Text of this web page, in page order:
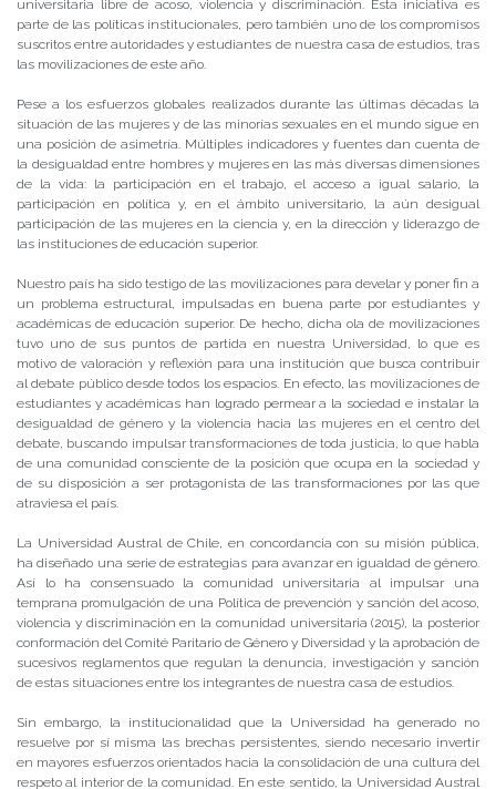
universitaria libre de acoso, violencia y discriminación. Esta iniciativa es
parte de las políticas institucionales, pero también uno de los compromisos
suscritos entre autoridades y estudiantes de nuestra casa de estudios, tras
las movilizaciones de este año.
Pese a los esfuerzos globales realizados durante las últimas décadas la
situación de las mujeres y de las minorías sexuales en el mundo sigue en
una posición de asimetría. Múltiples indicadores y fuentes dan cuenta de
la desigualdad entre hombres y mujeres en las más diversas dimensiones
de la vida: la participación en el trabajo, el acceso a igual salario, la
participación en política y, en el ámbito universitario, la aún desigual
participación de las mujeres en la ciencia y, en la dirección y liderazgo de
las instituciones de educación superior.
Nuestro país ha sido testigo de las movilizaciones para develar y poner fin a
un problema estructural, impulsadas en buena parte por estudiantes y
académicas de educación superior. De hecho, dicha ola de movilizaciones
tuvo uno de sus puntos de partida en nuestra Universidad, lo que es
motivo de valoración y reflexión para una institución que busca contribuir
al debate público desde todos los espacios. En efecto, las movilizaciones de
estudiantes y académicas han logrado permear a la sociedad e instalar la
desigualdad de género y la violencia hacia las mujeres en el centro del
debate, buscando impulsar transformaciones de toda justicia, lo que habla
de una comunidad consciente de la posición que ocupa en la sociedad y
de su disposición a ser protagonista de las transformaciones por las que
atraviesa el país.
La Universidad Austral de Chile, en concordancia con su misión pública,
ha diseñado una serie de estrategias para avanzar en igualdad de género.
Así lo ha consensuado la comunidad universitaria al impulsar una
temprana promulgación de una Política de prevención y sanción del acoso,
violencia y discriminación en la comunidad universitaria (2015), la posterior
conformación del Comité Paritario de Género y Diversidad y la aprobación de
sucesivos reglamentos que regulan la denuncia, investigación y sanción
de estas situaciones entre los integrantes de nuestra casa de estudios.
Sin embargo, la institucionalidad que la Universidad ha generado no
resuelve por sí misma las brechas persistentes, siendo necesario invertir
en mayores esfuerzos orientados hacia la consolidación de una cultura del
respeto al interior de la comunidad. En este sentido, la Universidad Austral